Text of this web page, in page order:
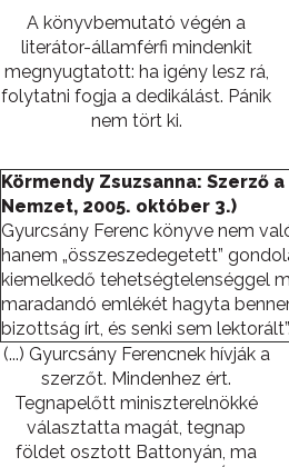
A könyvbemutató végén a
literátor-államférfi mindenkit
megnyugtatott: ha igény lesz rá,
folytatni fogja a dedikálást. Pánik
nem tört ki.
Körmendy Zsuzsanna: Szerző
Nemzet, 2005. október 3.)
Gyurcsány Ferenc könyve nem
hanem „összeszedegetett”
kiemelkedő tehetségtelenséggel
maradandó emlékét hagyta
bizottság írt, és senki sem
(...) Gyurcsány Ferencnek hívják a
szerzőt. Mindenhez ért.
Tegnapelőtt miniszterelnökké
választatta magát, tegnap
földet osztott Battonyán, ma